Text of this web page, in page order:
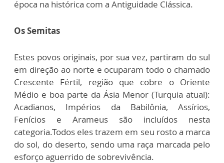
época na histórica com a Antiguidade Clássica.
Os Semitas
Estes povos originais, por sua vez, partiram do sul
em direção ao norte e ocuparam todo o chamado
Crescente Fértil, região que cobre o Oriente
Médio e boa parte da Ásia Menor (Turquia atual):
Acadianos, Impérios da Babilônia, Assírios,
Fenícios e Arameus são incluídos nesta
categoria.Todos eles trazem em seu rosto a marca
do sol, do deserto, sendo uma raça marcada pelo
esforço aguerrido de sobrevivência.